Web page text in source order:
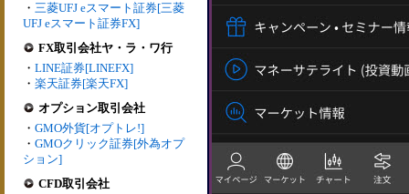
・ 三菱UFJ eスマート証券[三菱
UFJ eスマート証券FX]
FX取引会社ヤ・ラ・ワ行
・ LINE証券[LINEFX]
・ 楽天証券[楽天FX]
オプション取引会社
・ GMO外貨[オプトレ!]
・ GMOクリック証券[外為オプ
ション]
CFD取引会社